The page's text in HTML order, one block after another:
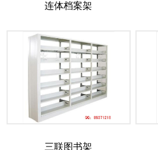
连体档案架
三联图书架